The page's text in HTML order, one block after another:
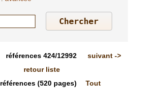
références 424/12992 suivant ->
retour liste
références(520 pages)
Tout